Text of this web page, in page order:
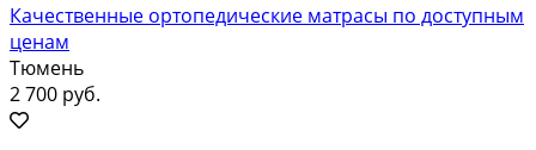
Качественные ортопедические матрасы по доступным
ценам
Тюмень
2 700 руб.